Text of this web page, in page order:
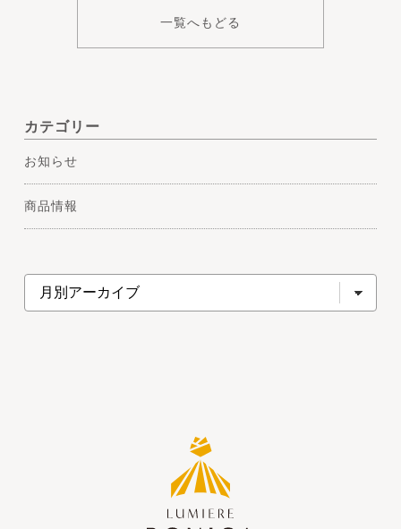
一覧へもどる
カテゴリー
お知らせ
商品情報